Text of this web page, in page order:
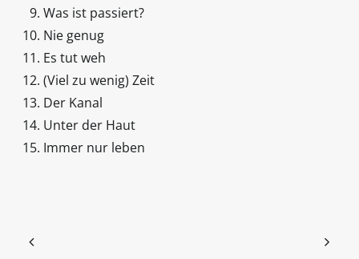
Was ist passiert?
Nie genug
Es tut weh
(Viel zu wenig) Zeit
Der Kanal
Unter der Haut
Immer nur leben